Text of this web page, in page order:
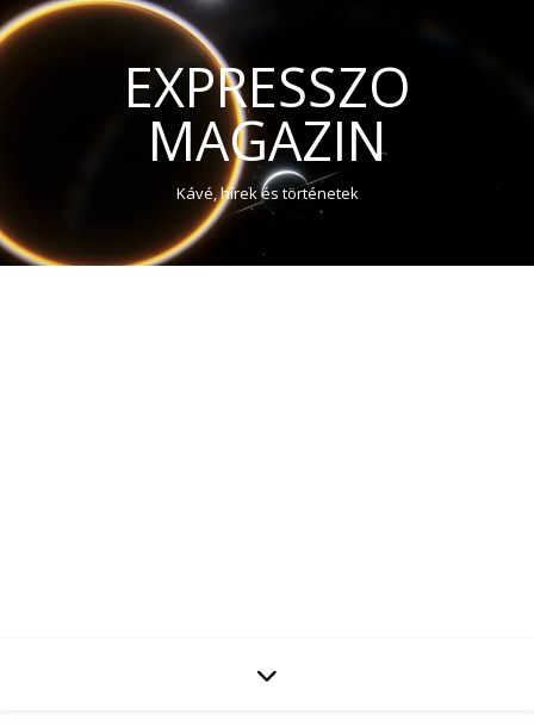
EXPRESSZO
MAGAZIN
Kávé, hírek és történetek